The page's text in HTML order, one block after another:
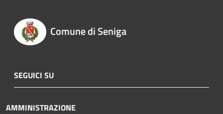
Comune di Seniga
SEGUICI SU
AMMINISTRAZIONE